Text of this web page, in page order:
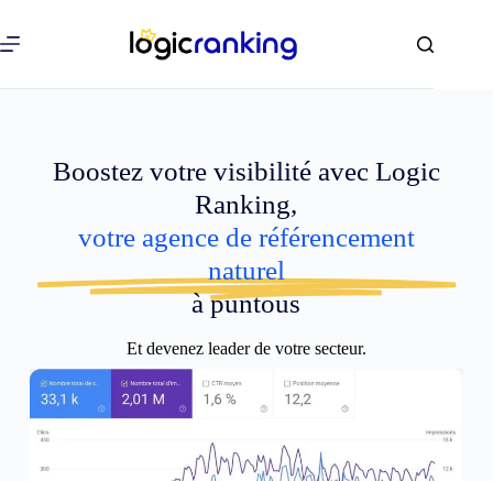
Boostez votre visibilité avec Logic
Ranking,
votre agence de référencement
naturel
à puntous
Et devenez leader de votre secteur.